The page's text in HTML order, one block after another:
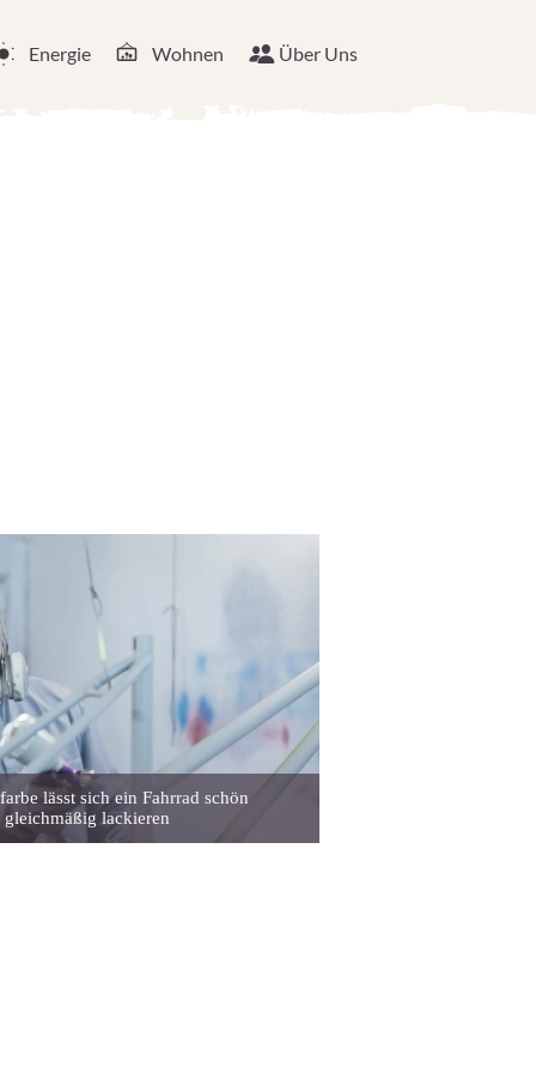
Energie Wohnen Über Uns
lässt sich ein Fahrrad schön
gleichmäßig lackieren